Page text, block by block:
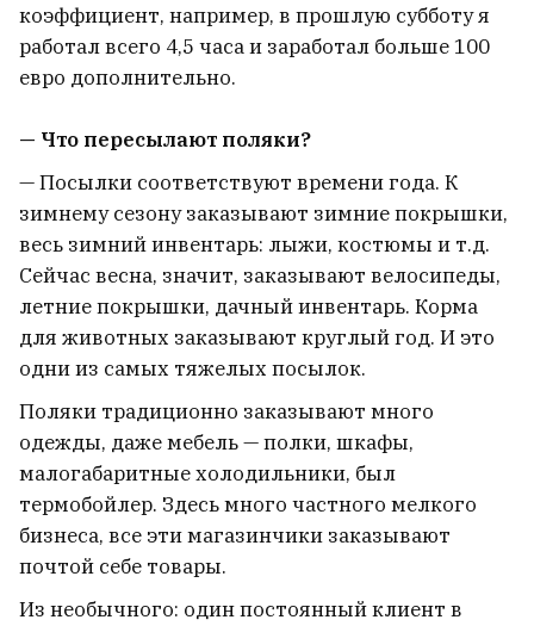
коэффициент, например, в прошлую субботу я
работал всего 4,5 часа и заработал больше 100
евро дополнительно.
— Что пересылают поляки?
— Посылки соответствуют времени года. К
зимнему сезону заказывают зимние покрышки,
весь зимний инвентарь: лыжи, костюмы и т.д.
Сейчас весна, значит, заказывают велосипеды,
летние покрышки, дачный инвентарь. Корма
для животных заказывают круглый год. И это
одни из самых тяжелых посылок.
Поляки традиционно заказывают много
одежды, даже мебель — полки, шкафы,
малогабаритные холодильники, был
термобойлер. Здесь много частного мелкого
бизнеса, все эти магазинчики заказывают
почтой себе товары.
Из необычного: один постоянный клиент в